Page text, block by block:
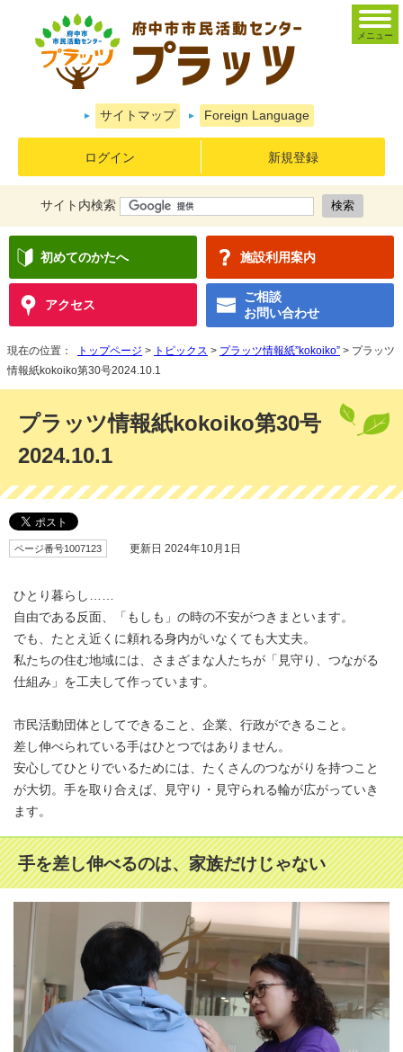
サイトマップ Foreign Language
ログイン 新規登録
サイト内検索
初めてのかたへ 施設利用案内
アクセス
ご相談
お問い合わせ
メニュー
現在の位置： トップページ > トピックス > プラッツ情報紙”kokoiko” > プラッツ
情報紙kokoiko第30号2024.10.1
プラッツ情報紙kokoiko第30号
2024.10.1
ページ番号1007123 更新日 2024年10月1日
ひとり暮らし……
自由である反面、「もしも」の時の不安がつきまといます。
でも、たとえ近くに頼れる身内がいなくても大丈夫。
私たちの住む地域には、さまざまな人たちが「見守り、つながる
仕組み」を工夫して作っています。
市民活動団体としてできること、企業、行政ができること。
差し伸べられている手はひとつではありません。
安心してひとりでいるためには、たくさんのつながりを持つこと
が大切。手を取り合えば、見守り・見守られる輪が広がっていき
ます。
手を差し伸べるのは、家族だけじゃない